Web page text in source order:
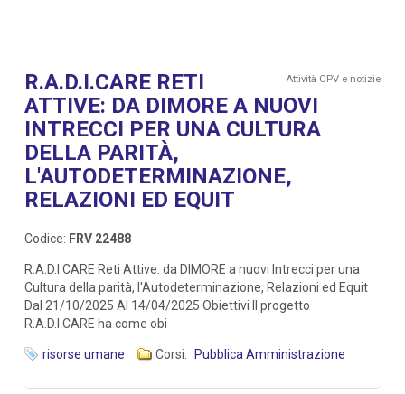
Attività CPV e notizie
R.A.D.I.CARE RETI
ATTIVE: DA DIMORE A NUOVI
INTRECCI PER UNA CULTURA
DELLA PARITÀ,
L'AUTODETERMINAZIONE,
RELAZIONI ED EQUIT
Codice: FRV 22488
R.A.D.I.CARE Reti Attive: da DIMORE a nuovi Intrecci per una
Cultura della parità, l'Autodeterminazione, Relazioni ed Equit
Dal 21/10/2025 Al 14/04/2025 Obiettivi Il progetto
R.A.D.I.CARE ha come obi
risorse umane Corsi: Pubblica Amministrazione